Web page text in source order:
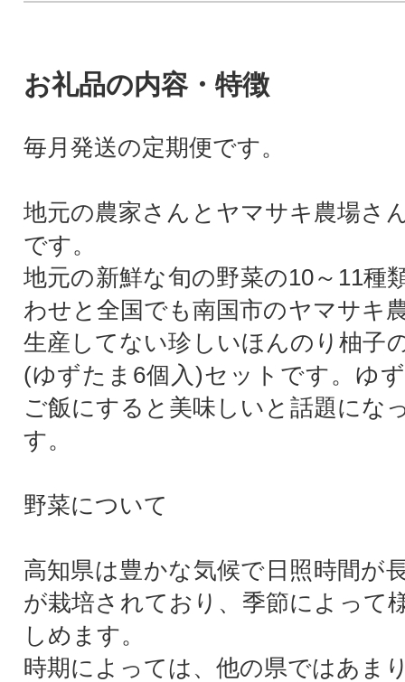
お礼品の内容・特徴
毎月発送の定期便です。
地元の農家さんとヤマサキ農場さ
です。
地元の新鮮な旬の野菜の10～11種
わせと全国でも南国市のヤマサキ
生産してない珍しいほんのり柚子
(ゆずたま6個入)セットです。ゆ
ご飯にすると美味しいと話題にな
す。
野菜について
高知県は豊かな気候で日照時間が
が栽培されており、季節によって
しめます。
時期によっては、他の県ではあま